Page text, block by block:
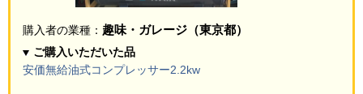
購入者の業種： 趣味・ガレージ（東京都）
ご購入いただいた品
安価無給油式コンプレッサー2.2kw